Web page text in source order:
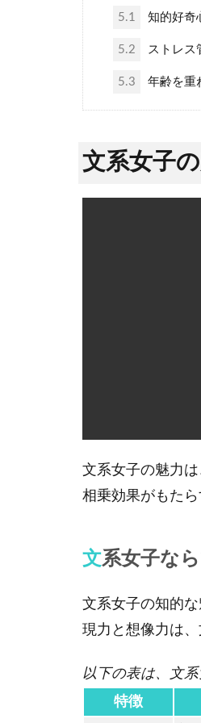
5.1 知的好奇
5.2 ストレス
5.3 年齢を重
文系女子
文系女子の魅力
相乗効果がもたら
文系女子な
文系女子の知的
現力と想像力は
以下の表は、文
特徴